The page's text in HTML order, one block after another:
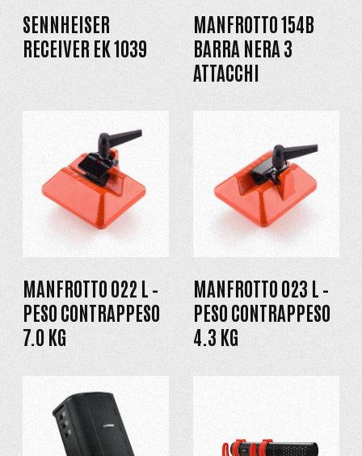
SENNHEISER
RECEIVER EK 1039
MANFROTTO 154B
BARRA NERA 3
ATTACCHI
MANFROTTO 022 L –
PESO CONTRAPPESO
7.0 KG
MANFROTTO 023 L –
PESO CONTRAPPESO
4.3 KG